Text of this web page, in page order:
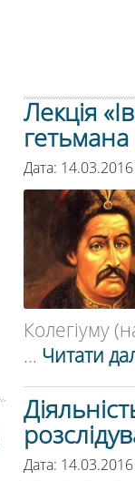
Лекція
Дата:
Колегіуму
... Читати
Дата: